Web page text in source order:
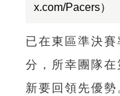
x.com/Pacers）
已在東區準決
分，所幸團隊
新要回領先優勢